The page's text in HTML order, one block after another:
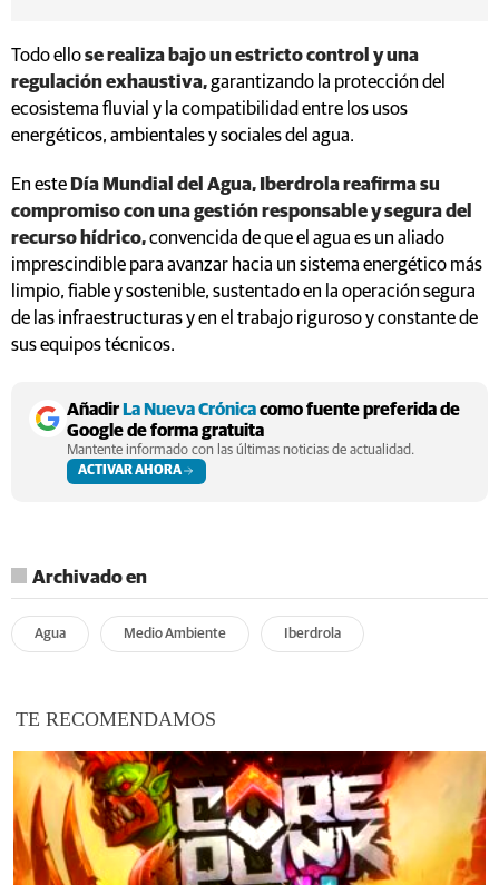
Todo ellose realiza bajo un estricto control y una
regulación exhaustiva, garantizando la protección del
ecosistema fluvial y la compatibilidad entre los usos
energéticos, ambientales y sociales del agua.
En este Día Mundial del Agua, Iberdrola reafirma su
compromiso con una gestión responsable y segura del
recurso hídrico,convencida de que el agua es un aliado
imprescindible para avanzar hacia un sistema energético más
limpio, fiable y sostenible, sustentado en la operación segura
de las infraestructuras y en el trabajo riguroso y constante de
sus equipos técnicos.
AñadirLa Nueva Crónicacomo fuente preferida de
Google de forma gratuita
Mantente informado con las últimas noticias de actualidad.
ACTIVAR AHORA
Archivado en
Agua Medio Ambiente Iberdrola
TE RECOMENDAMOS